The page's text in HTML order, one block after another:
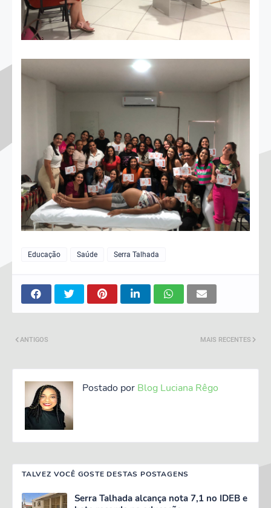
Educação Saúde Serra Talhada
MAIS RECENTES
ANTIGOS
Postado por Blog Luciana Rêgo
TALVEZ VOCÊ GOSTE DESTAS POSTAGENS
Serra Talhada alcança nota 7,1 no IDEB e